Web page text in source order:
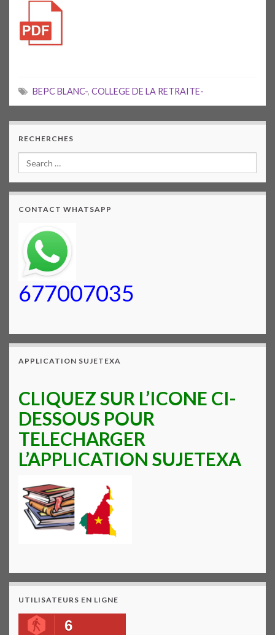
BEPC BLANC-, COLLEGE DE LA RETRAITE-
RECHERCHES
CONTACT WHATSAPP
677007035
APPLICATION SUJETEXA
CLIQUEZ SUR L’ICONE CI-
DESSOUS POUR
TELECHARGER
L’APPLICATION SUJETEXA
UTILISATEURS EN LIGNE
6